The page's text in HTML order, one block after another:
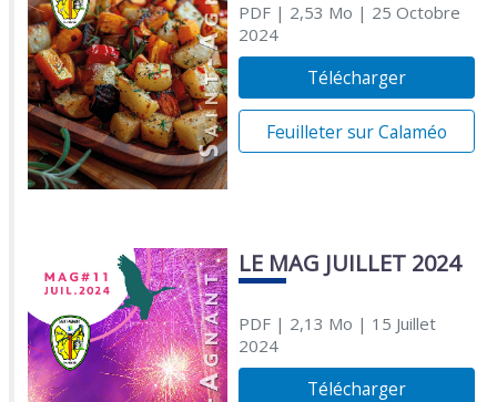
PDF| 2,53 Mo | 25 Octobre
2024
Télécharger
Feuilleter sur Calaméo
LE MAG JUILLET 2024
PDF| 2,13 Mo | 15 Juillet
2024
Télécharger